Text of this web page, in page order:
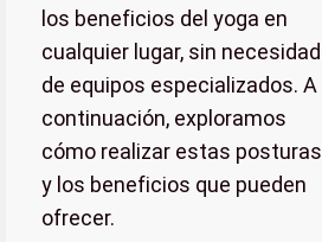
los beneficios del yoga en
cualquier lugar, sin necesidad
de equipos especializados. A
continuación, exploramos
cómo realizar estas posturas
y los beneficios que pueden
ofrecer.